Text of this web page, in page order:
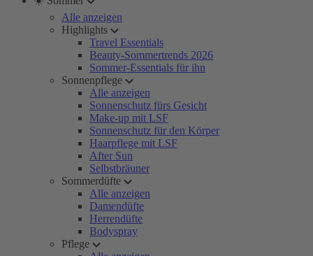
Alle anzeigen
Highlights
Travel Essentials
Beauty-Sommertrends 2026
Sommer-Essentials für ihn
Sonnenpflege
Alle anzeigen
Sonnenschutz fürs Gesicht
Make-up mit LSF
Sonnenschutz für den Körper
Haarpflege mit LSF
After Sun
Selbstbräuner
Sommerdüfte
Alle anzeigen
Damendüfte
Herrendüfte
Bodyspray
Pflege